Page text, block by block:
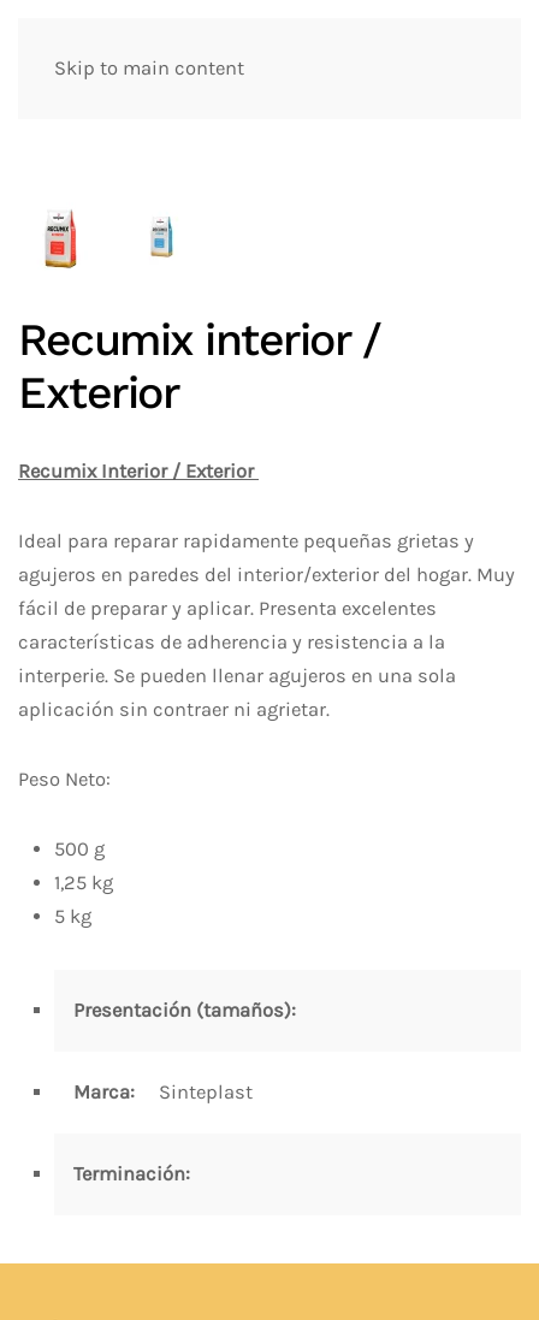
Skip to main content
Recumix interior /
Exterior
Recumix Interior / Exterior
Ideal para reparar rapidamente pequeñas grietas y
agujeros en paredes del interior/exterior del hogar. Muy
fácil de preparar y aplicar. Presenta excelentes
características de adherencia y resistencia a la
interperie. Se pueden llenar agujeros en una sola
aplicación sin contraer ni agrietar.
Peso Neto:
500 g
1,25 kg
5 kg
Presentación (tamaños):
Marca: Sinteplast
Terminación: